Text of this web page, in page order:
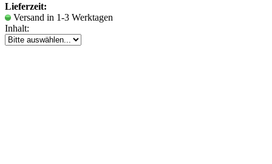
Lieferzeit:
Versand in 1-3 Werktagen
Inhalt: